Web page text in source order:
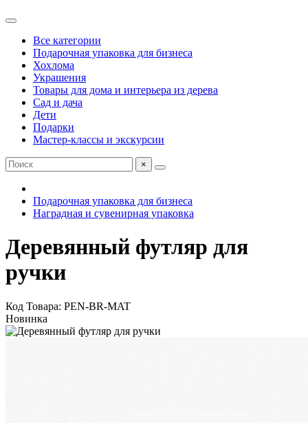
Все категории
Подарочная упаковка для бизнеса
Хохлома
Украшения
Товары для дома и интерьера из дерева
Сад и дача
Дети
Подарки
Мастер-классы и экскурсии
×
Подарочная упаковка для бизнеса
Наградная и сувенирная упаковка
Деревянный футляр для
ручки
Код Товара: PEN-BR-MAT
Новинка